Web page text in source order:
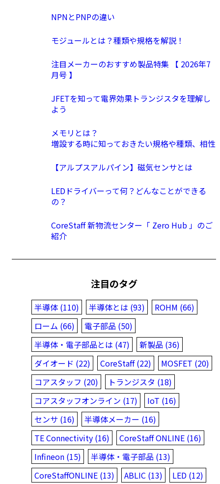
NPNとPNPの違い
モジュールとは？種類や規格を解説！
注目メーカーのおすすめ製品特集 【 2026年7
月号 】
JFETを知って電界効果トランジスタを理解し
よう
メモリとは？
増設する時に知っておきたい規格や種類、相性
【アルプスアルパイン】磁気センサとは
LEDドライバーって何？どんなことができる
の？
CoreStaff 新物流センター「 Zero Hub 」のご
紹介
注目のタグ
半導体 (110) 半導体とは (93)
ROHM (66)
ローム (66)
電子部品 (50)
半導体・電子部品とは (47)
新製品 (36)
ダイオード (22)
CoreStaff (22)
MOSFET (20)
コアスタッフ (20)
トランジスタ (18)
コアスタッフオンライン (17)
IoT (16)
センサ (16)
半導体メーカー (16)
TE Connectivity (16)
CoreStaff ONLINE (16)
Infineon (15)
半導体・電子部品 (13)
CoreStaffONLINE (13)
ABLIC (13)
LED (12)